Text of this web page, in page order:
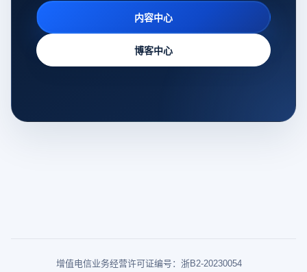
内容中心
博客中心
增值电信业务经营许可证编号：浙B2-20230054